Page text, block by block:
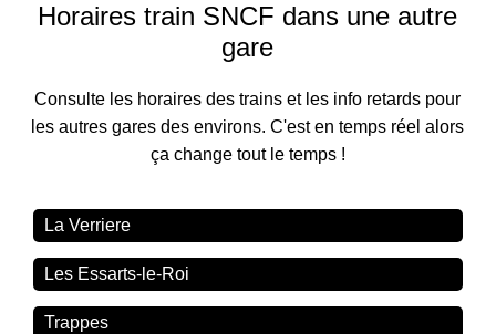
Horaires train SNCF dans une autre
gare
Consulte les horaires des trains et les info retards pour
les autres gares des environs. C'est en temps réel alors
ça change tout le temps !
La Verriere
Les Essarts-le-Roi
Trappes